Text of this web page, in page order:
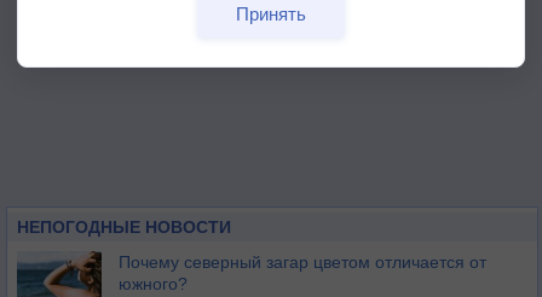
НЕПОГОДНЫЕ НОВОСТИ
Почему северный загар цветом отличается от
южного?
Принять